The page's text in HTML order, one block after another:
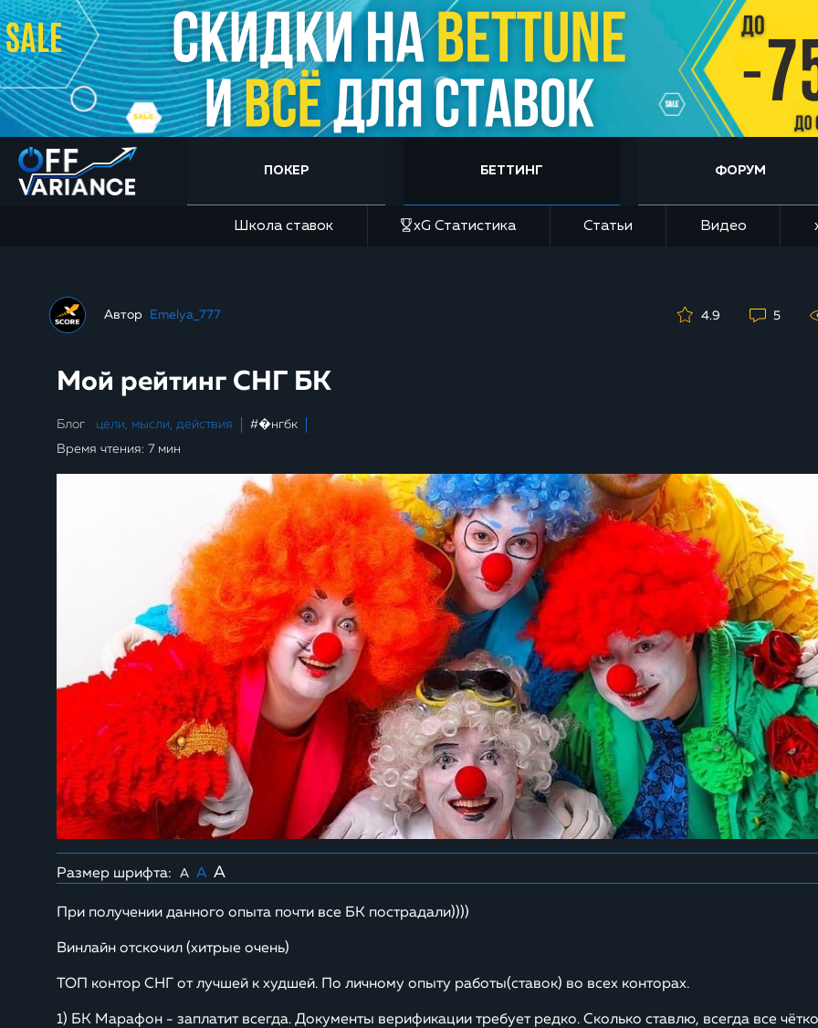
ПОКЕР БЕТТИНГ ФОРУМ
Школа ставок xG Статистика Статьи Видео
Автор Emelya_777 4.9 5
Мой рейтинг СНГ БК
Блог цели, мысли, действия
#�нгбк
Время чтения: 7 мин
Размер шрифта: A A A
При получении данного опыта почти все БК пострадали))))
Винлайн отскочил (хитрые очень)
ТОП контор СНГ от лучшей к худшей. По личному опыту работы(ставок) во всех конторах.
1) БК Марафон - заплатит всегда. Документы верификации требует редко. Сколько ставлю, всегда все